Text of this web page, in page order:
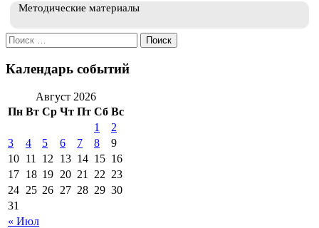
Методические материалы
Искать:
Календарь событий
Август 2026
Пн Вт Ср Чт Пт Сб Вс
« Июл
1
2
3
4 5 6 7 8
9
10 11 12 13 14 15 16
17 18 19 20 21 22 23
24 25 26 27 28 29 30
31